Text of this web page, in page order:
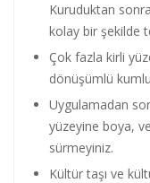
Kuruduktan
kolay bir şekilde
Çok fazla kirli
dönüşümlü kumlu
Uygulamadan
yüzeyine boya,
sürmeyiniz.
Kültür taşı ve